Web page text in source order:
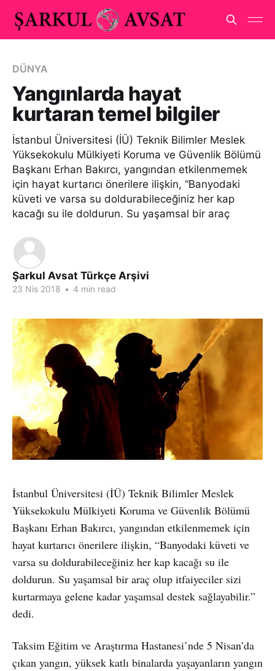
DÜNYA
Yangınlarda hayat
kurtaran temel bilgiler
İstanbul Üniversitesi (İÜ) Teknik Bilimler Meslek
Yüksekokulu Mülkiyeti Koruma ve Güvenlik Bölümü
Başkanı Erhan Bakırcı, yangından etkilenmemek
için hayat kurtarıcı önerilere ilişkin, “Banyodaki
küveti ve varsa su doldurabileceğiniz her kap
kacağı su ile doldurun. Su yaşamsal bir araç
Şarkul Avsat Türkçe Arşivi
23 Nis 2018 • 4 min read
İstanbul Üniversitesi (İÜ) Teknik Bilimler Meslek
Yüksekokulu Mülkiyeti Koruma ve Güvenlik Bölümü
Başkanı Erhan Bakırcı, yangından etkilenmemek için
hayat kurtarıcı önerilere ilişkin, “Banyodaki küveti ve
varsa su doldurabileceğiniz her kap kacağı su ile
doldurun. Su yaşamsal bir araç olup itfaiyeciler sizi
kurtarmaya gelene kadar yaşamsal destek sağlayabilir.”
dedi.
Taksim Eğitim ve Araştırma Hastanesi’nde 5 Nisan’da
çıkan yangın, yüksek katlı binalarda yaşayanların yangın